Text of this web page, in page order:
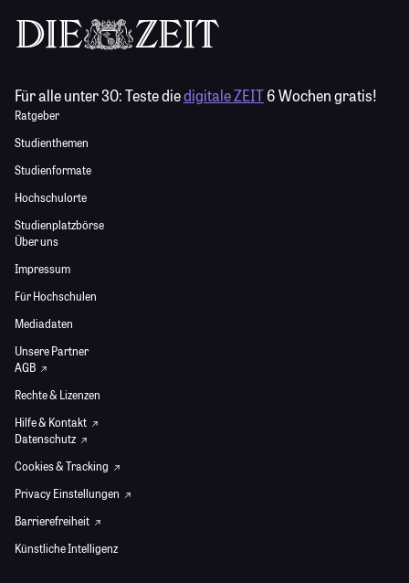
Für alle unter 30:Teste diedigitale ZEIT6 Wochen gratis!
Ratgeber
Studienthemen
Studienformate
Hochschulorte
Studienplatzbörse
Über uns
Impressum
Für Hochschulen
Mediadaten
Unsere Partner
AGB
Rechte & Lizenzen
Hilfe & Kontakt
Datenschutz
Cookies & Tracking
Privacy Einstellungen
Barrierefreiheit
Künstliche Intelligenz